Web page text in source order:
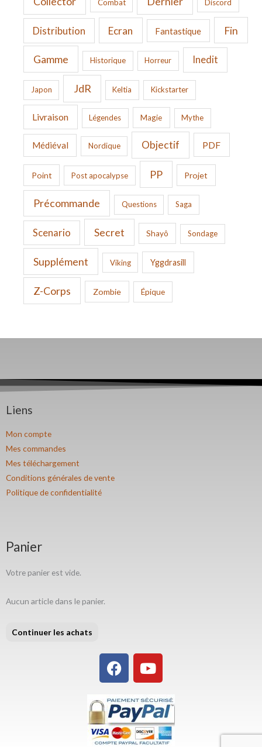
Combat Discord
Distribution Ecran Fantastique Fin
Gamme Historique Horreur Inedit
Japon JdR Keltia Kickstarter
Livraison Légendes Magie Mythe
Médiéval Nordique Objectif PDF
Point Post apocalypse PP Projet
Précommande Questions Saga
Scenario Secret Shayô Sondage
Supplément Viking Yggdrasill
Z-Corps Zombie Épique
Liens
Mon compte
Mes commandes
Mes téléchargement
Conditions générales de vente
Politique de confidentialité
Panier
Votre panier est vide.
Aucun article dans le panier.
Continuer les achats
F
a
e
b
o
Y
o
t
u
b